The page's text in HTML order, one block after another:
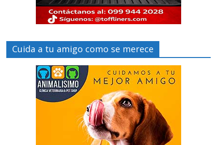
Cuida a tu amigo como se merece